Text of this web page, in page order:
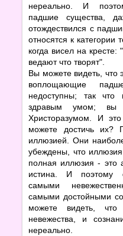
нереально. И
падшие существа,
отождествился с
относятся к категории
когда висел на
ведают что творят".
Вы можете видеть, что
воплощающие
недоступны; так
здравым умом; вы
Христоразумом. И
можете достичь их?
иллюзией. Они
убеждены, что
полная иллюзия - это
истина. И поэтому
самыми
самыми достойными
можете видеть,
невежества, и
нереально.